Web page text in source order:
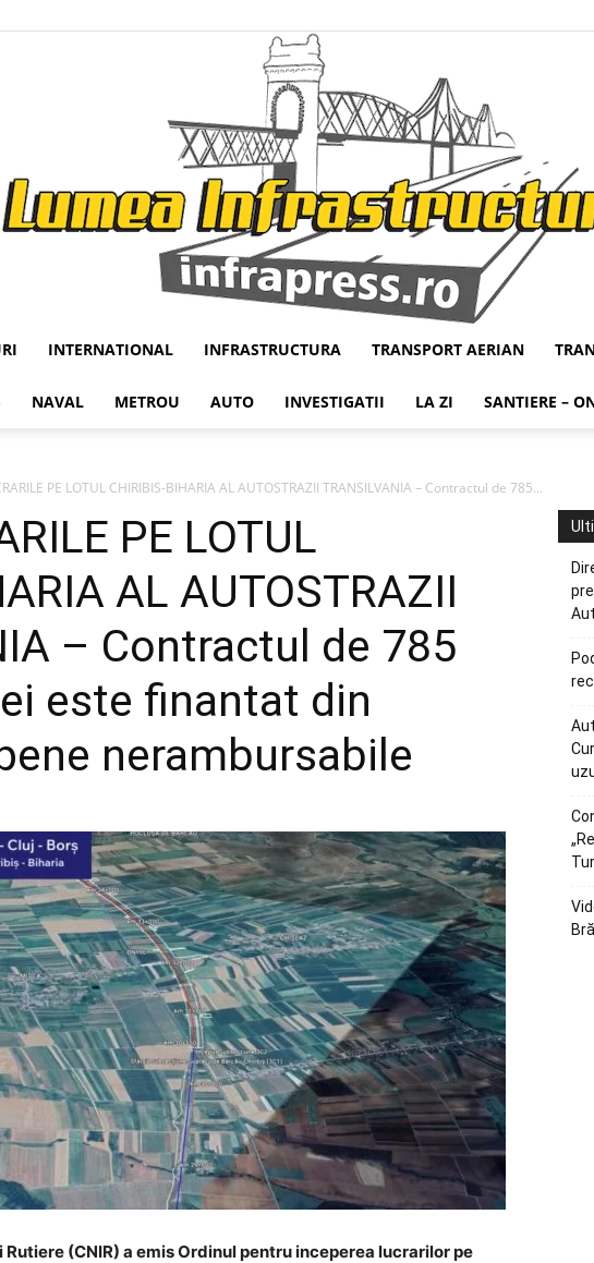
Infrapress
INTERNATIONAL INFRASTRUCTURA TRANSPORT AERIAN
NAVAL METROU AUTO INVESTIGATII LA ZI SANTIERE –
PE LOTUL CHIRIBIS-BIHARIA AL AUTOSTRAZII TRANSILVANIA – Contractul de 785...
PE LOTUL
AL AUTOSTRAZII
– Contractul de 785
este finantat din
nerambursabile
(CNIR) a emis Ordinul pentru inceperea lucrarilor pe